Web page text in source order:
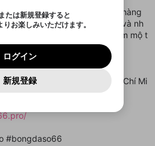
cung cấp dữ liệu bóng đá hàng
thi đấu, kết quả, tỷ lệ kèo và nh
ứng nhu cầu của người hâm mộ t
Phường 6, Bình Thạnh, Hồ Chí Mi
#bongdaso66
OK
OK
レターを作成
ストを選択
を一つ選択すると、そのプレイ
選択
リストがありません
閉じる
を確認しました。
確認しました
Google
JAPAN
サインアップ
する同意事項に同意頂いた上
ウント作成
Google
JAPAN
でサインイン
する同意事項に同意頂いた上
ログイン
はこちら
すか？アカウントを作成する
たは新規登録すると
お楽しみいただけます。
ログイン
新規登録
再設定する
ださい
OK
はサービスの向上を目的
。
いただくには、生年月の
ドメイン）が受信拒否設
かご確認ください。
入力
アム会員に入会
為
法
0
は、利用規約に違反しているか
します。
違反になります。
送信
閉じる
ントを作成
るコミュニティーサービスで、
ありません。Discordに関してのお
ることができません。Discordの仕
ュニティ特典の提供が終了する可能
に関する同意事項